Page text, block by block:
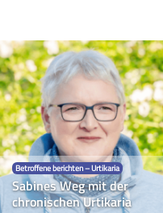
Betroffene berichten – Urtikaria
Sabines Weg mit der
chronischen Urtikaria